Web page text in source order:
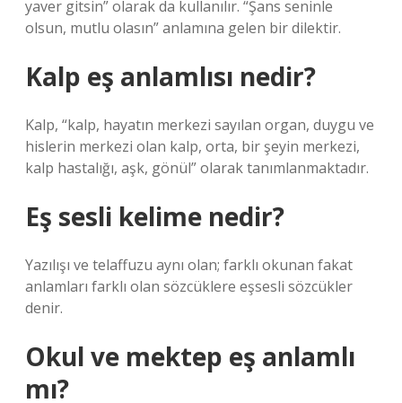
yaver gitsin” olarak da kullanılır. “Şans seninle
olsun, mutlu olasın” anlamına gelen bir dilektir.
Kalp eş anlamlısı nedir?
Kalp, “kalp, hayatın merkezi sayılan organ, duygu ve
hislerin merkezi olan kalp, orta, bir şeyin merkezi,
kalp hastalığı, aşk, gönül” olarak tanımlanmaktadır.
Eş sesli kelime nedir?
Yazılışı ve telaffuzu aynı olan; farklı okunan fakat
anlamları farklı olan sözcüklere eşsesli sözcükler
denir.
Okul ve mektep eş anlamlı
mı?